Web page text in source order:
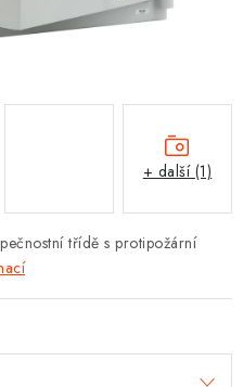
třídě s protipožární
+ další (1)